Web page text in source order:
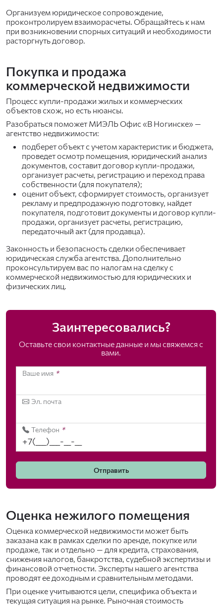
Организуем юридическое сопровождение,
проконтролируем взаиморасчеты. Обращайтесь к нам
при возникновении спорных ситуаций и необходимости
расторгнуть договор.
Покупка и продажа
коммерческой недвижимости
Процесс купли-продажи жилых и коммерческих
объектов схож, но есть нюансы.
Разобраться поможет МИЭЛЬ Офис «В Ногинске» —
агентство недвижимости:
подберет объект с учетом характеристик и бюджета,
проведет осмотр помещения, юридический анализ
документов, составит договор купли-продажи,
организует расчеты, регистрацию и переход права
собственности (для покупателя);
оценит объект, сформирует стоимость, организует
рекламу и предпродажную подготовку, найдет
покупателя, подготовит документы и договор купли-
продажи, организует расчеты, регистрацию,
передаточный акт (для продавца).
Законность и безопасность сделки обеспечивает
юридическая служба агентства. Дополнительно
проконсультируем вас по налогам на сделку с
коммерческой недвижимостью для юридических и
физических лиц.
Заинтересовались?
Оставьте свои контактные данные и мы свяжемся с
вами.
Ваше имя *
Эл. почта
Телефон *
Отправить
Оценка нежилого помещения
Оценка коммерческой недвижимости может быть
заказана как в рамках сделки по аренде, покупке или
продаже, так и отдельно — для кредита, страхования,
снижения налогов, банкротства, судебной экспертизы и
финансовой отчетности. Эксперты нашего агентства
проводят ее доходным и сравнительным методами.
При оценке учитываются цели, специфика объекта и
текущая ситуация на рынке. Рыночная стоимость